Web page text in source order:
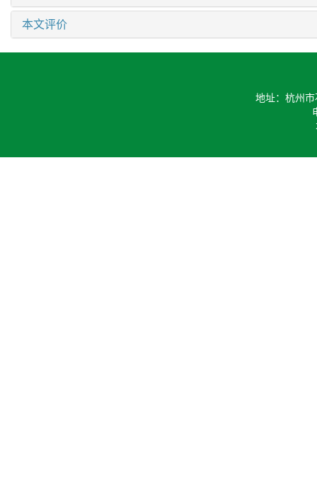
本文评价
地址：杭州